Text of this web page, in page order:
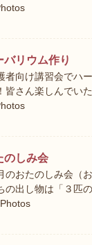
リウム作り
者向け講習会でハ
皆さん楽しんでい
しみ会
のおたのしみ会（
の出し物は「３匹
Photos